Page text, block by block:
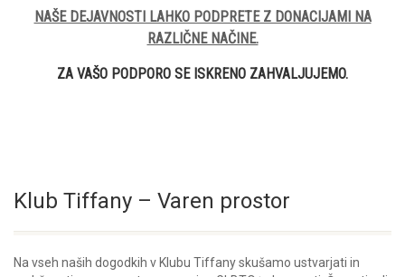
NAŠE DEJAVNOSTI LAHKO PODPRETE Z DONACIJAMI NA
RAZLIČNE NAČINE.
ZA VAŠO PODPORO SE ISKRENO ZAHVALJUJEMO.
Klub Tiffany – Varen prostor
Na vseh naših dogodkih v Klubu Tiffany skušamo ustvarjati in